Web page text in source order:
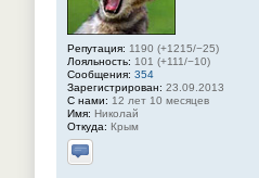
Репутация: 1190 (+1215/−25)
Лояльность: 101 (+111/−10)
Сообщения: 354
Зарегистрирован: 23.09.2013
С нами: 12 лет 10 месяцев
Имя: Николай
Откуда: Крым
Отправить личное